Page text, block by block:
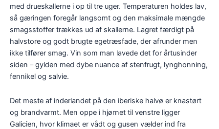
med drueskallerne i op til tre uger. Temperaturen holdes lav,
så gæringen foregår langsomt og den maksimale mængde
smagsstoffer trækkes ud af skallerne. Lagret færdigt på
halvstore og godt brugte egetræsfade, der afrunder men
ikke tilfører smag. Vin som man lavede det for årtusinder
siden – gylden med dybe nuance af stenfrugt, lynghonning,
fennikel og salvie.
Det meste af inderlandet på den iberiske halvø er knastørt
og brandvarmt. Men oppe i hjørnet til venstre ligger
Galicien, hvor klimaet er vådt og gusen vælder ind fra